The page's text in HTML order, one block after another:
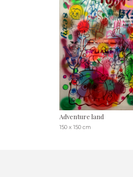
Adventure land
150 x 150 cm